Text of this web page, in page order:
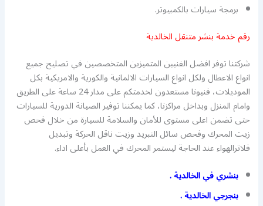
برمجة سيارات بالكمبيوتر.
رقم خدمة بنشر متنقل الخالدية
شركتنا توفر افضل الفنيين المتميزين المتخصصين في تصليح جميع
انواع الاعطال ولكل انواع السيارات الالمانية والكورية والامريكية بكل
الموديلات، فنيونا مستعدون لخدمتكم على مدار 24 ساعة على الطريق
وامام المنزل وبداخل مراكزنا، كما يمكننا توفير الصيانة الدورية للسيارات
حتى تضمن اعلى مستوى للأمان والسلامة للسيارة من خلال فحص
زيت المحرك وفحص سائل التبريد وزيت ناقل الحركة وتبديل
فلاترالهواء عند الحاجة ليستمر المحرك في العمل بأعلى اداء.
بنشري في الخالدية .
بنجرجي الخالدية .